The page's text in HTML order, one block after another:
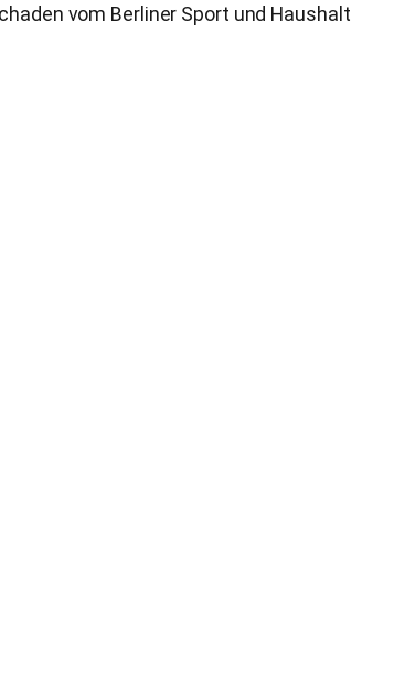
vom Berliner Sport und Haushalt